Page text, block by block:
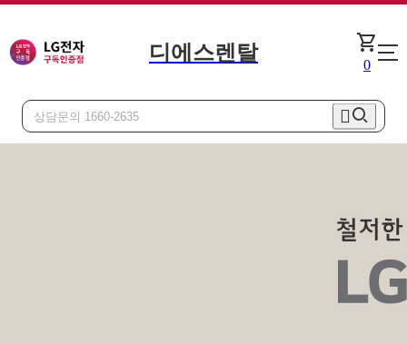
디에스렌탈 shopping_cart
0
정수기